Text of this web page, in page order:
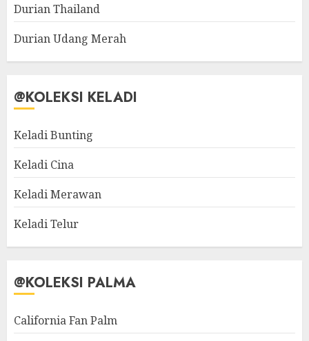
Durian Thailand
Durian Udang Merah
@KOLEKSI KELADI
Keladi Bunting
Keladi Cina
Keladi Merawan
Keladi Telur
@KOLEKSI PALMA
California Fan Palm